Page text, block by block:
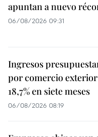
apuntan a nuevo
06/08/2026 09:31
Ingresos
por comercio
18,7% en siete meses
06/08/2026 08:19